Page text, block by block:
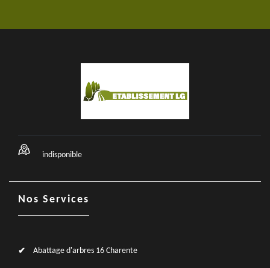
indisponible
Nos Services
Abattage d'arbres 16 Charente